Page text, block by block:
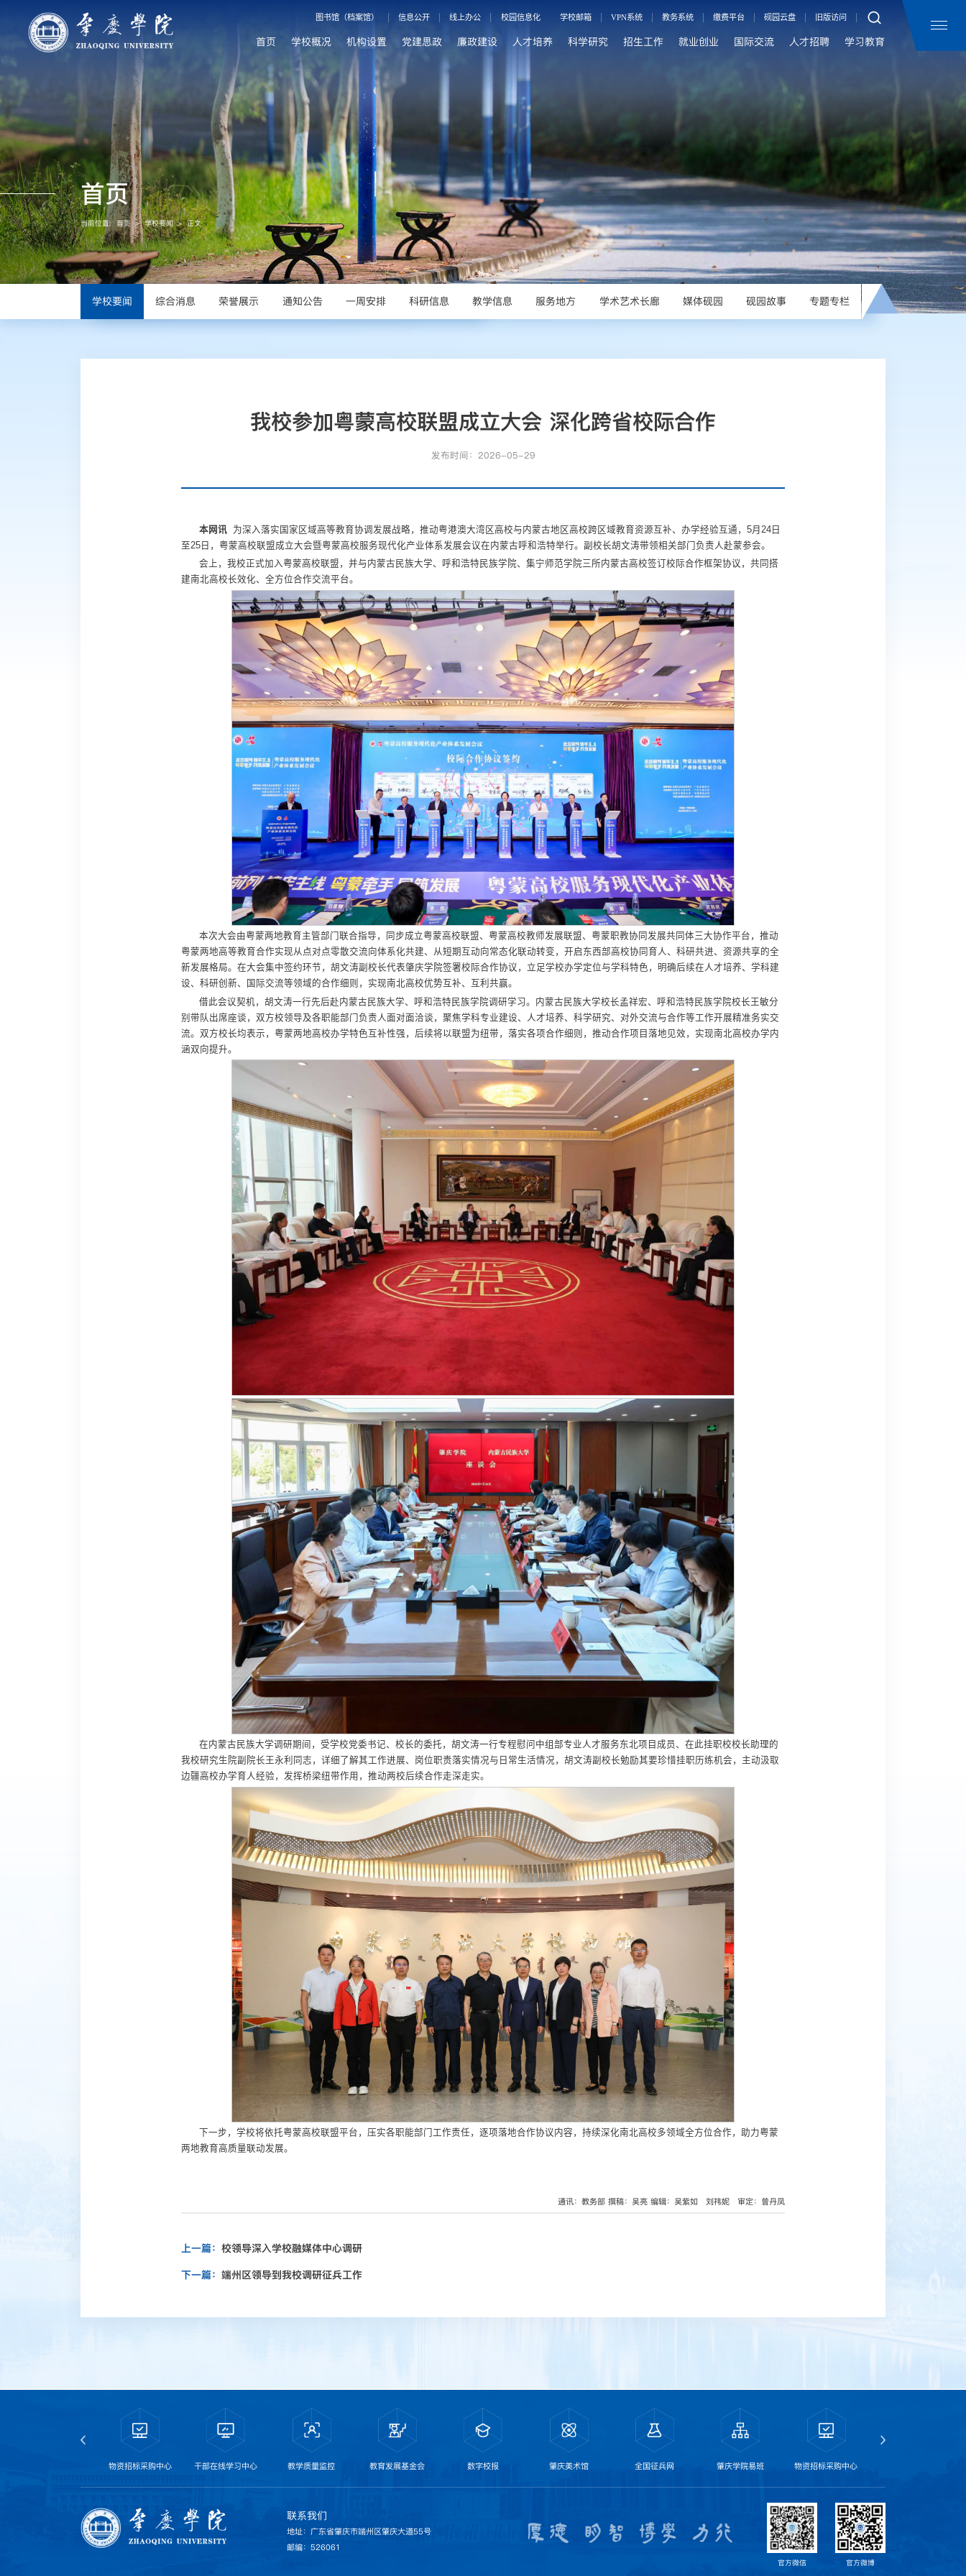
图书馆（档案馆） 信息公开 线上办公 校园信息化 学校邮箱 VPN系统 教务系统 缴费平台 砚园云盘 旧版访问
首页 学校概况 机构设置 党建思政 廉政建设 人才培养 科学研究 招生工作 就业创业 国际交流 人才招聘 学习教育
首页
当前位置: 首页 > 学校要闻 > 正文
学校要闻 综合消息 荣誉展示 通知公告 一周安排 科研信息 教学信息 服务地方 学术艺术长廊 媒体砚园 砚园故事 专题专栏
我校参加粤蒙高校联盟成立大会 深化跨省校际合作
发布时间：2026-05-29
本网讯 为深入落实国家区域高等教育协调发展战略，推动粤港澳大湾区高校与内蒙古地区高校跨区域教育资源互补、办学经验互通，5月24日
至25日，粤蒙高校联盟成立大会暨粤蒙高校服务现代化产业体系发展会议在内蒙古呼和浩特举行。副校长胡文涛带领相关部门负责人赴蒙参会。
会上，我校正式加入粤蒙高校联盟，并与内蒙古民族大学、呼和浩特民族学院、集宁师范学院三所内蒙古高校签订校际合作框架协议，共同搭
建南北高校长效化、全方位合作交流平台。
本次大会由粤蒙两地教育主管部门联合指导，同步成立粤蒙高校联盟、粤蒙高校教师发展联盟、粤蒙职教协同发展共同体三大协作平台，推动
粤蒙两地高等教育合作实现从点对点零散交流向体系化共建、从短期互动向常态化联动转变，开启东西部高校协同育人、科研共进、资源共享的全
新发展格局。在大会集中签约环节，胡文涛副校长代表肇庆学院签署校际合作协议，立足学校办学定位与学科特色，明确后续在人才培养、学科建
设、科研创新、国际交流等领域的合作细则，实现南北高校优势互补、互利共赢。
借此会议契机，胡文涛一行先后赴内蒙古民族大学、呼和浩特民族学院调研学习。内蒙古民族大学校长孟祥宏、呼和浩特民族学院校长王敏分
别带队出席座谈，双方校领导及各职能部门负责人面对面洽谈，聚焦学科专业建设、人才培养、科学研究、对外交流与合作等工作开展精准务实交
流。双方校长均表示，粤蒙两地高校办学特色互补性强，后续将以联盟为纽带，落实各项合作细则，推动合作项目落地见效，实现南北高校办学内
涵双向提升。
在内蒙古民族大学调研期间，受学校党委书记、校长的委托，胡文涛一行专程慰问中组部专业人才服务东北项目成员、在此挂职校校长助理的
我校研究生院副院长王永利同志，详细了解其工作进展、岗位职责落实情况与日常生活情况，胡文涛副校长勉励其要珍惜挂职历练机会，主动汲取
边疆高校办学育人经验，发挥桥梁纽带作用，推动两校后续合作走深走实。
下一步，学校将依托粤蒙高校联盟平台，压实各职能部门工作责任，逐项落地合作协议内容，持续深化南北高校多领域全方位合作，助力粤蒙
两地教育高质量联动发展。
通讯：教务部 撰稿：吴亮 编辑：吴紫如 刘祎妮 审定：曾丹凤
上一篇： 校领导深入学校融媒体中心调研
下一篇： 端州区领导到我校调研征兵工作
物资招标采购中心 干部在线学习中心 教学质量监控 教育发展基金会 数字校报 肇庆美术馆 全国征兵网 肇庆学院易班 物资招标采购中心
联系我们
地址：广东省肇庆市端州区肇庆大道55号
邮编：526061
官方微信 官方微博